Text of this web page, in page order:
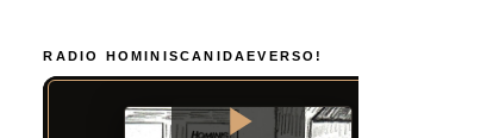
RADIO HOMINISCANIDAEVERSO!